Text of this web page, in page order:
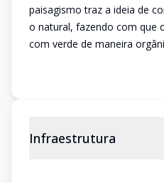
paisagismo traz a ideia de
o natural, fazendo com que
com verde de maneira
Infraestrutura